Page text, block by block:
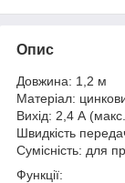
Опис
Довжина: 1,2 м
Матеріал:
Вихід: 2,4 А
Швидкість
Сумісність: для
Функції: